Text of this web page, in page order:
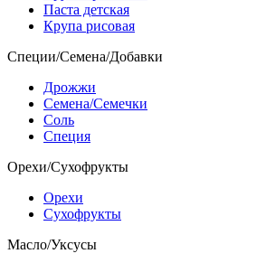
Паста детская
Крупа рисовая
Специи/Семена/Добавки
Дрожжи
Семена/Семечки
Соль
Специя
Орехи/Сухофрукты
Орехи
Сухофрукты
Масло/Уксусы